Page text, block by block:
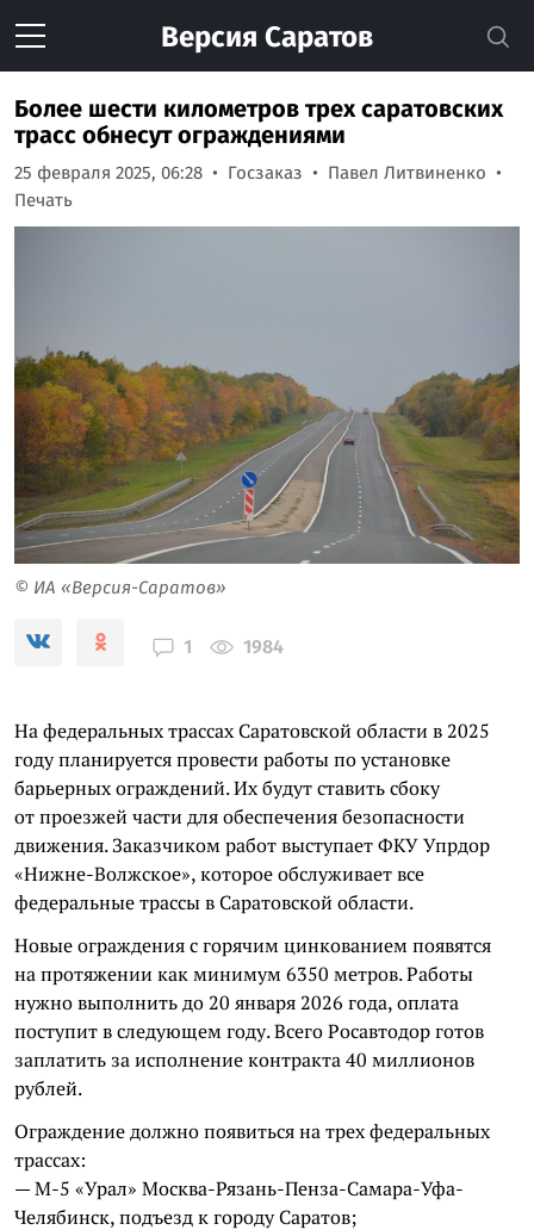
Версия Саратов
Более шести километров трех саратовских
трасс обнесут ограждениями
25 февраля 2025, 06:28 Госзаказ
Павел Литвиненко
Печать
© ИА «Версия-Саратов»
1 1984
На федеральных трассах Саратовской области в 2025
году планируется провести работы по установке
барьерных ограждений. Их будут ставить сбоку
от проезжей части для обеспечения безопасности
движения. Заказчиком работ выступает ФКУ Упрдор
«Нижне-Волжское», которое обслуживает все
федеральные трассы в Саратовской области.
Новые ограждения с горячим цинкованием появятся
на протяжении как минимум 6350 метров. Работы
нужно выполнить до 20 января 2026 года, оплата
поступит в следующем году. Всего Росавтодор готов
заплатить за исполнение контракта 40 миллионов
рублей.
Ограждение должно появиться на трех федеральных
трассах:
— М-5 «Урал» Москва-Рязань-Пенза-Самара-Уфа-
Челябинск, подъезд к городу Саратов;